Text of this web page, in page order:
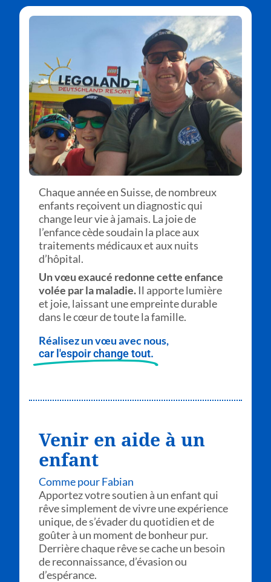
Chaque année en Suisse, de nombreux
enfants reçoivent un diagnostic qui
change leur vie à jamais. La joie de
l’enfance cède soudain la place aux
traitements médicaux et aux nuits
d’hôpital.
Un vœu exaucé redonne cette enfance
volée par la maladie. Il apporte lumière
et joie, laissant une empreinte durable
dans le cœur de toute la famille.
Réalisez un vœu avec nous,
car l'espoir change tout.
Venir en aide à un
enfant
Comme pour Fabian
Apportez votre soutien à un enfant qui
rêve simplement de vivre une expérience
unique, de s’évader du quotidien et de
goûter à un moment de bonheur pur.
Derrière chaque rêve se cache un besoin
de reconnaissance, d’évasion ou
d’espérance.